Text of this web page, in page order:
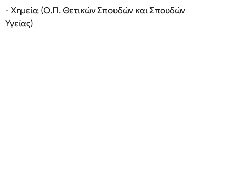
- Χημεία (Ο.Π. Θετικών Σπουδών και Σπουδών
Υγείας)